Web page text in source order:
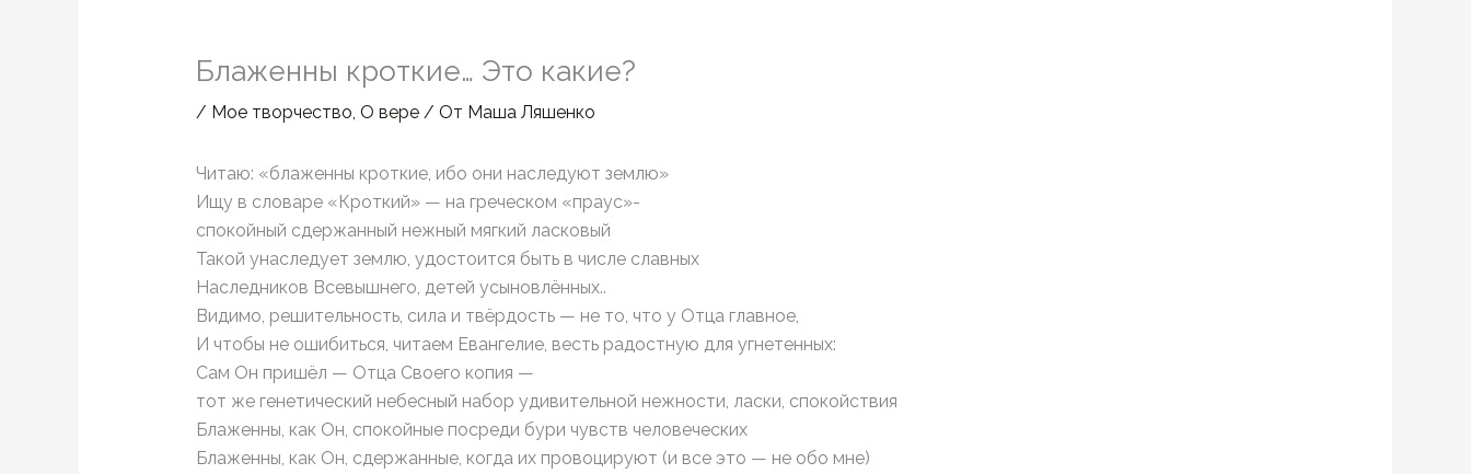
Блаженны кроткие… Это какие?
/ Мое творчество, О вере/ От Маша Ляшенко
Читаю: «блаженны кроткие, ибо они наследуют землю»
Ищу в словаре «Кроткий» — на греческом «праус»-
спокойный сдержанный нежный мягкий ласковый
Такой унаследует землю, удостоится быть в числе славных
Наследников Всевышнего, детей усыновлённых..
Видимо, решительность, сила и твёрдость — не то, что у Отца главное,
И чтобы не ошибиться, читаем Евангелие, весть радостную для угнетенных:
Сам Он пришёл — Отца Своего копия —
тот же генетический небесный набор удивительной нежности, ласки, спокойствия
Блаженны, как Он, спокойные посреди бури чувств человеческих
Блаженны, как Он, сдержанные, когда их провоцируют (и все это — не обо мне)